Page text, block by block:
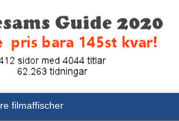
filmaffischer